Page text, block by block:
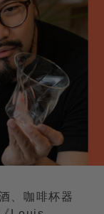
、咖啡杯器